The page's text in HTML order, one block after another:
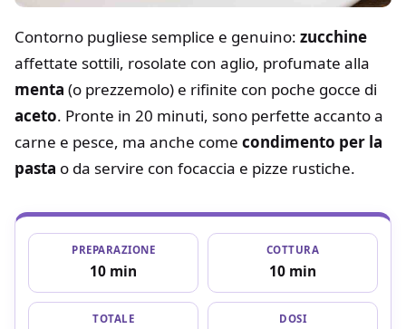
Contorno pugliese semplice e genuino: zucchine
affettate sottili, rosolate con aglio, profumate alla
menta (o prezzemolo) e rifinite con poche gocce di
aceto. Pronte in 20 minuti, sono perfette accanto a
carne e pesce, ma anche come condimento per la
pasta o da servire con focaccia e pizze rustiche.
PREPARAZIONE
10 min
COTTURA
10 min
TOTALE DOSI